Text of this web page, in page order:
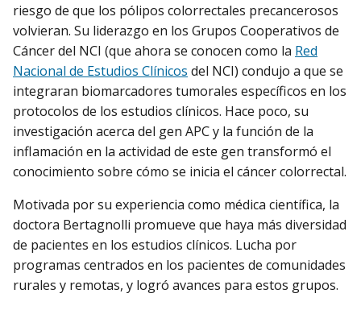
riesgo de que los pólipos colorrectales precancerosos
volvieran. Su liderazgo en los Grupos Cooperativos de
Cáncer del NCI (que ahora se conocen como la Red
Nacional de Estudios Clínicos del NCI) condujo a que se
integraran biomarcadores tumorales específicos en los
protocolos de los estudios clínicos. Hace poco, su
investigación acerca del gen APC y la función de la
inflamación en la actividad de este gen transformó el
conocimiento sobre cómo se inicia el cáncer colorrectal.
Motivada por su experiencia como médica científica, la
doctora Bertagnolli promueve que haya más diversidad
de pacientes en los estudios clínicos. Lucha por
programas centrados en los pacientes de comunidades
rurales y remotas, y logró avances para estos grupos.